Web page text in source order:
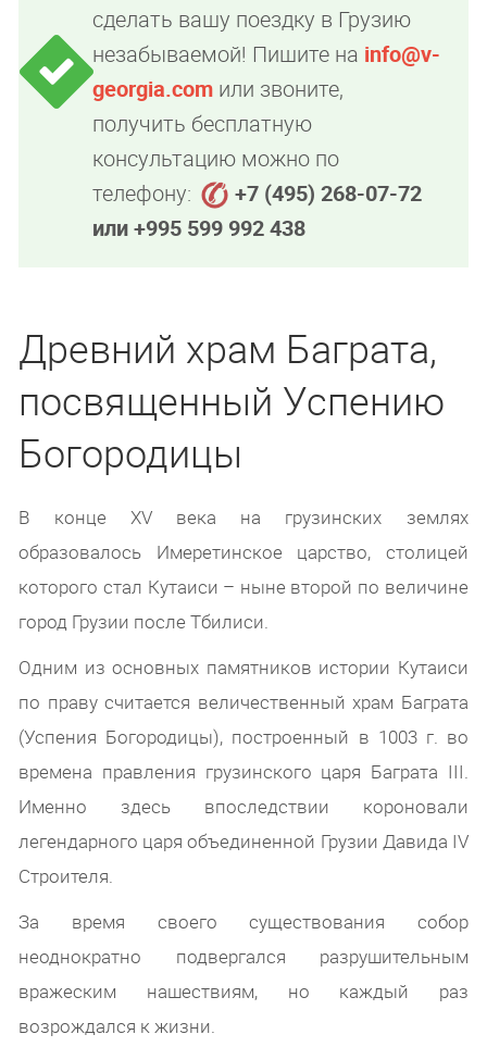
сделать вашу поездку в Грузию
незабываемой! Пишите на info@v-
georgia.com или звоните,
получить бесплатную
консультацию можно по
телефону:
+7 (495) 268-07-72
или +995 599 992 438
Древний храм Баграта,
посвященный Успению
Богородицы
В конце XV века на грузинских землях
образовалось Имеретинское царство, столицей
которого стал Кутаиси – ныне второй по величине
город Грузии после Тбилиси.
Одним из основных памятников истории Кутаиси
по праву считается величественный храм Баграта
(Успения Богородицы), построенный в 1003 г. во
времена правления грузинского царя Баграта III.
Именно здесь впоследствии короновали
легендарного царя объединенной Грузии Давида IV
Строителя.
За время своего существования собор
неоднократно подвергался разрушительным
вражеским нашествиям, но каждый раз
возрождался к жизни.